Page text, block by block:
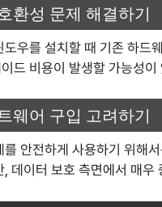
환성 문제 해결하기
우를 설치할 때 기존 하드
드 비용이 발생할 가능성
웨어 구입 고려하기
를 안전하게 사용하기 위해
, 데이터 보호 측면에서 매우